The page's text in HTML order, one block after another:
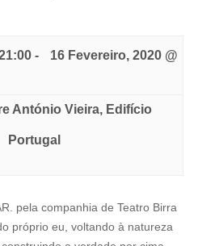
-
16 Fevereiro, 2020 @
António Vieira, Edifício
Portugal
pela companhia de Teatro Birra
próprio eu, voltando à natureza